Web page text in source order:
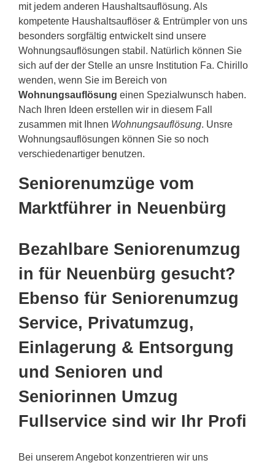
mit jedem anderen Haushaltsauflösung. Als
kompetente Haushaltsauflöser & Entrümpler von uns
besonders sorgfältig entwickelt sind unsere
Wohnungsauflösungen stabil. Natürlich können Sie
sich auf der der Stelle an unsre Institution Fa. Chirillo
wenden, wenn Sie im Bereich von
Wohnungsauflösung einen Spezialwunsch haben.
Nach Ihren Ideen erstellen wir in diesem Fall
zusammen mit Ihnen Wohnungsauflösung. Unsre
Wohnungsauflösungen können Sie so noch
verschiedenartiger benutzen.
Seniorenumzüge vom
Marktführer in Neuenbürg
Bezahlbare Seniorenumzug
in für Neuenbürg gesucht?
Ebenso für Seniorenumzug
Service, Privatumzug,
Einlagerung & Entsorgung
und Senioren und
Seniorinnen Umzug
Fullservice sind wir Ihr Profi
Bei unserem Angebot konzentrieren wir uns